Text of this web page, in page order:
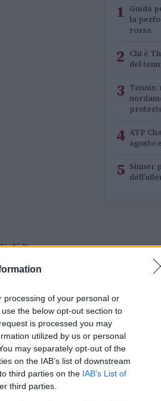
processing of your personal or
the below opt-out section to
is processed you may
utilized by us or personal
may separately opt-out of the
on the IAB’s list of downstream
third parties on the IAB’s List of
third parties.
di Roma,
solo in
1 Guida
la
rossa
2 Chi è
del
3 Tennis:
4 ATP
agosto
5 Sinner